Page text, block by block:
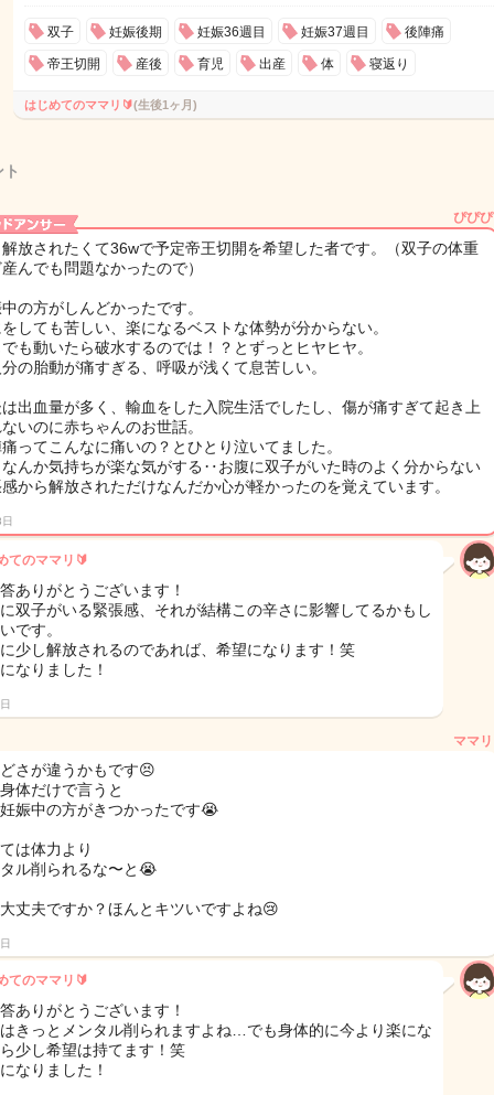
双子 妊娠後期 妊娠36週目 妊娠37週目 後陣痛
帝王切開 産後 育児 出産 体 寝返り
はじめてのママリ🔰(生後1ヶ月)
ぴぴぴ
放されたくて36wで予定帝王切開を希望した者です。（双子の体重
んでも問題なかったので）
の方がしんどかったです。
しても苦しい、楽になるベストな体勢が分からない。
も動いたら破水するのでは！？とずっとヒヤヒヤ。
分の胎動が痛すぎる、呼吸が浅くて息苦しい。
出血量が多く、輸血をした入院生活でしたし、傷が痛すぎて起き上
いのに赤ちゃんのお世話。
ってこんなに痛いの？とひとり泣いてました。
んか気持ちが楽な気がする‥お腹に双子がいた時のよく分からない
から解放されただけなんだか心が軽かったのを覚えています。
てのママリ🔰
ありがとうございます！
双子がいる緊張感、それが結構この辛さに影響してるかもし
です。
少し解放されるのであれば、希望になります！笑
なりました！
ママリ
さが違うかもです😣
体だけで言うと
娠中の方がきつかったです😭
は体力より
タル削られるな〜と😭
丈夫ですか？ほんとキツいですよね😢
てのママリ🔰
ありがとうございます！
きっとメンタル削られますよね…でも身体的に今より楽にな
少し希望は持てます！笑
なりました！